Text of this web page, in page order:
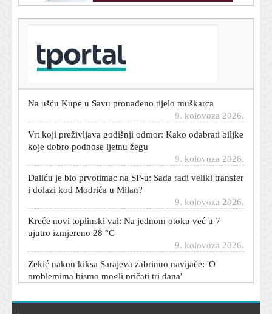
Još jedan Hrvat dolazi u Brazil: Igrat će gradski derbi
protiv Krovinovića
Na ušću Kupe u Savu pronađeno tijelo muškarca
9. kolovoza 2026.
Vrt koji preživljava godišnji odmor: Kako odabrati biljke
koje dobro podnose ljetnu žegu
Daliću je bio prvotimac na SP-u: Sada radi veliki transfer
i dolazi kod Modrića u Milan?
Kreće novi toplinski val: Na jednom otoku već u 7
ujutro izmjereno 28 °C
Zekić nakon kiksa Sarajeva zabrinuo navijače: 'O
problemima bismo mogli pričati tri dana'
9. kolovoza 2026.